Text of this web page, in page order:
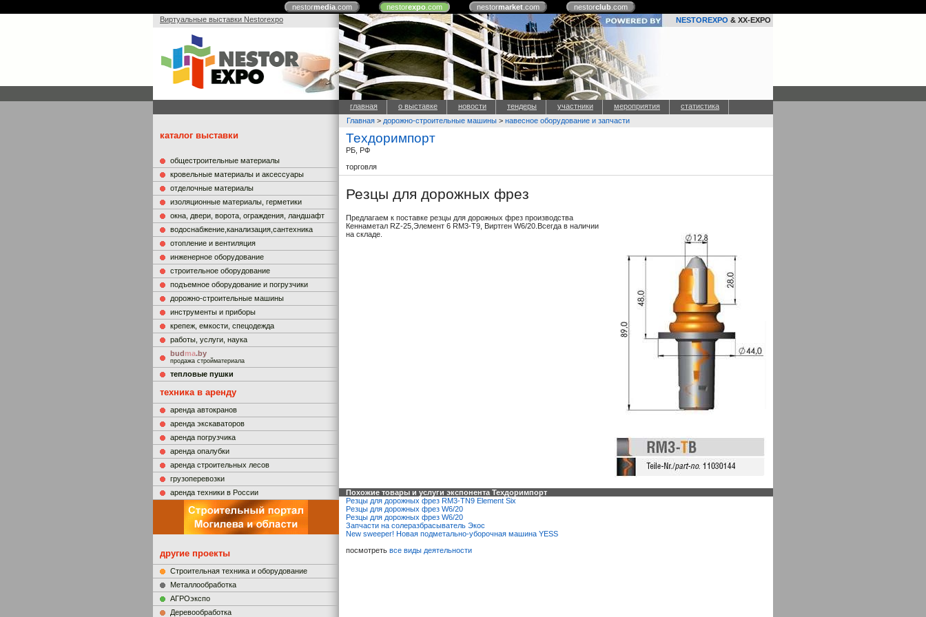
nestormedia.com nestorexpo.com nestormarket.com nestorclub.com
Виртуальные выставки Nestorexpo
NESTOREXPO & XX-EXPO
главная о выставке новости тендеры участники мероприятия статистика
каталог выставки
общестроительные материалы
кровельные материалы и аксессуары
отделочные материалы
изоляционные материалы, герметики
окна, двери, ворота, ограждения, ландшафт
водоснабжение,канализация,сантехника
отопление и вентиляция
инженерное оборудование
строительное оборудование
подъемное оборудование и погрузчики
дорожно-строительные машины
инструменты и приборы
крепеж, емкости, спецодежда
работы, услуги, наука
budma.by
продажа стройматериала
тепловые пушки
техника в аренду
аренда автокранов
аренда экскаваторов
аренда погрузчика
аренда опалубки
аренда строительных лесов
грузоперевозки
аренда техники в России
другие проекты
Строительная техника и оборудование
Металлообработка
АГРОэкспо
Деревообработка
Главная > дорожно-строительные машины > навесное оборудование и запчасти
Техдоримпорт
РБ, РФ
торговля
Резцы для дорожных фрез
Предлагаем к поставке резцы для дорожных фрез производства
Кеннаметал RZ-25,Элемент 6 RM3-T9, Виртген W6/20.Всегда в наличии
на складе.
Похожие товары и услуги экспонента Техдоримпорт
Резцы для дорожных фрез RM3-TN9 Element Six
Резцы для дорожных фрез W6/20
Резцы для дорожных фрез W6/20
Запчасти на солеразбрасыватель Экос
New sweeper! Новая подметально-уборочная машина YESS
посмотреть все виды деятельности